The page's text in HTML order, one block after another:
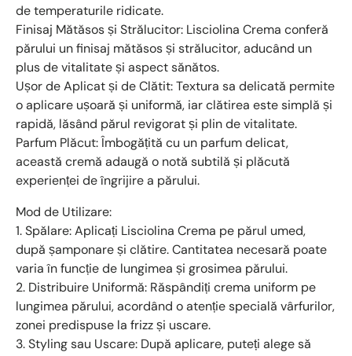
de temperaturile ridicate.
Finisaj Mătăsos și Strălucitor: Lisciolina Crema conferă
părului un finisaj mătăsos și strălucitor, aducând un
plus de vitalitate și aspect sănătos.
Ușor de Aplicat și de Clătit: Textura sa delicată permite
o aplicare ușoară și uniformă, iar clătirea este simplă și
rapidă, lăsând părul revigorat și plin de vitalitate.
Parfum Plăcut: Îmbogățită cu un parfum delicat,
această cremă adaugă o notă subtilă și plăcută
experienței de îngrijire a părului.
Mod de Utilizare:
1. Spălare: Aplicați Lisciolina Crema pe părul umed,
după șamponare și clătire. Cantitatea necesară poate
varia în funcție de lungimea și grosimea părului.
2. Distribuire Uniformă: Răspândiți crema uniform pe
lungimea părului, acordând o atenție specială vârfurilor,
zonei predispuse la frizz și uscare.
3. Styling sau Uscare: După aplicare, puteți alege să